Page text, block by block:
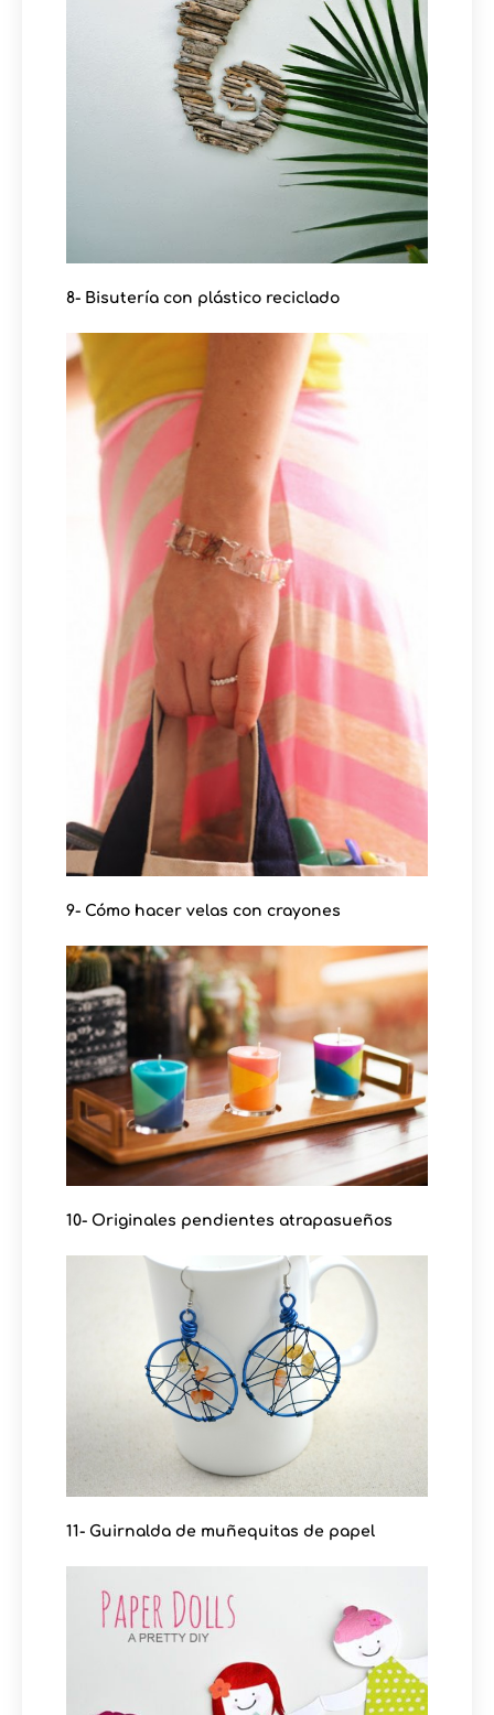
8- Bisutería con plástico reciclado
9- Cómo hacer velas con crayones
10- Originales pendientes atrapasueños
11- Guirnalda de muñequitas de papel